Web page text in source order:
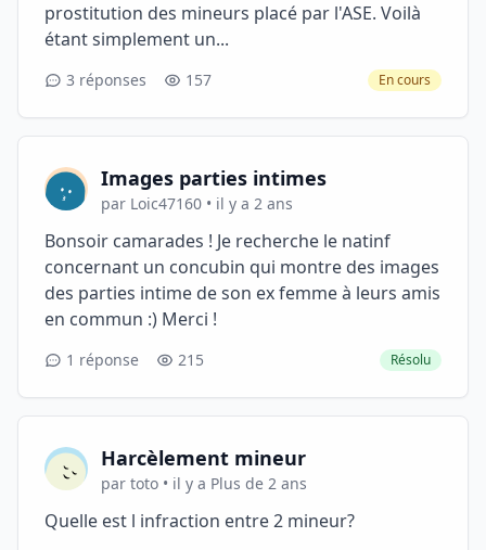
prostitution des mineurs placé par l'ASE. Voilà
étant simplement un...
3 réponses 157 En cours
Images parties intimes
par Loic47160 • il y a 2 ans
Bonsoir camarades ! Je recherche le natinf
concernant un concubin qui montre des images
des parties intime de son ex femme à leurs amis
en commun :) Merci !
1 réponse 215 Résolu
Harcèlement mineur
par toto • il y a Plus de 2 ans
Quelle est l infraction entre 2 mineur?